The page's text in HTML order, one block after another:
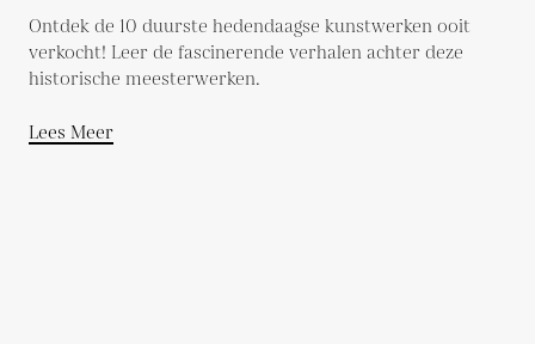
Ontdek de 10 duurste hedendaagse kunstwerken ooit
verkocht! Leer de fascinerende verhalen achter deze
historische meesterwerken.
Lees Meer